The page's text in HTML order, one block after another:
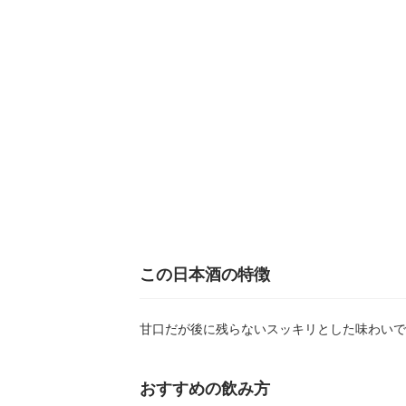
この日本酒の特徴
甘口だが後に残らないスッキリとした味わい
おすすめの飲み方